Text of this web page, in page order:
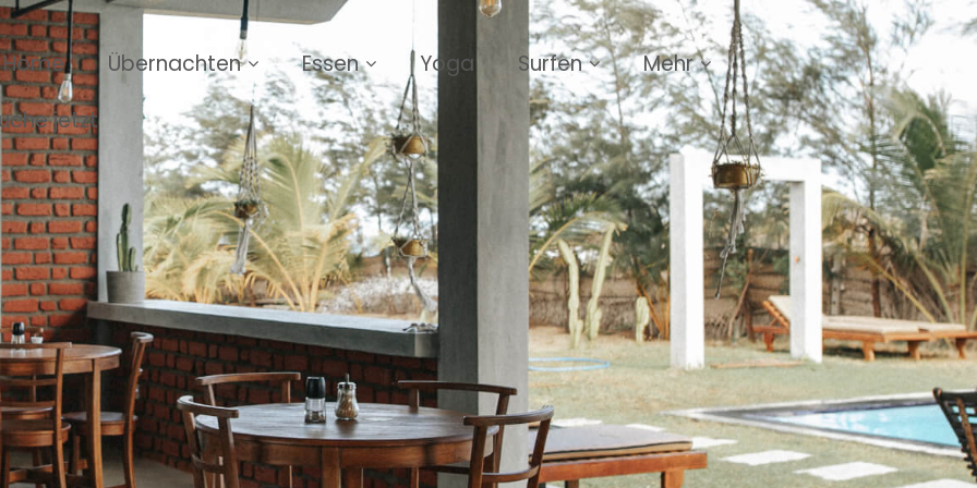
Home Übernachten Essen Yoga Surfen
Mehr
jetzt